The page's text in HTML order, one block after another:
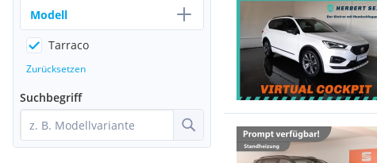
Modell
Tarraco
Zurücksetzen
Suchbegriff